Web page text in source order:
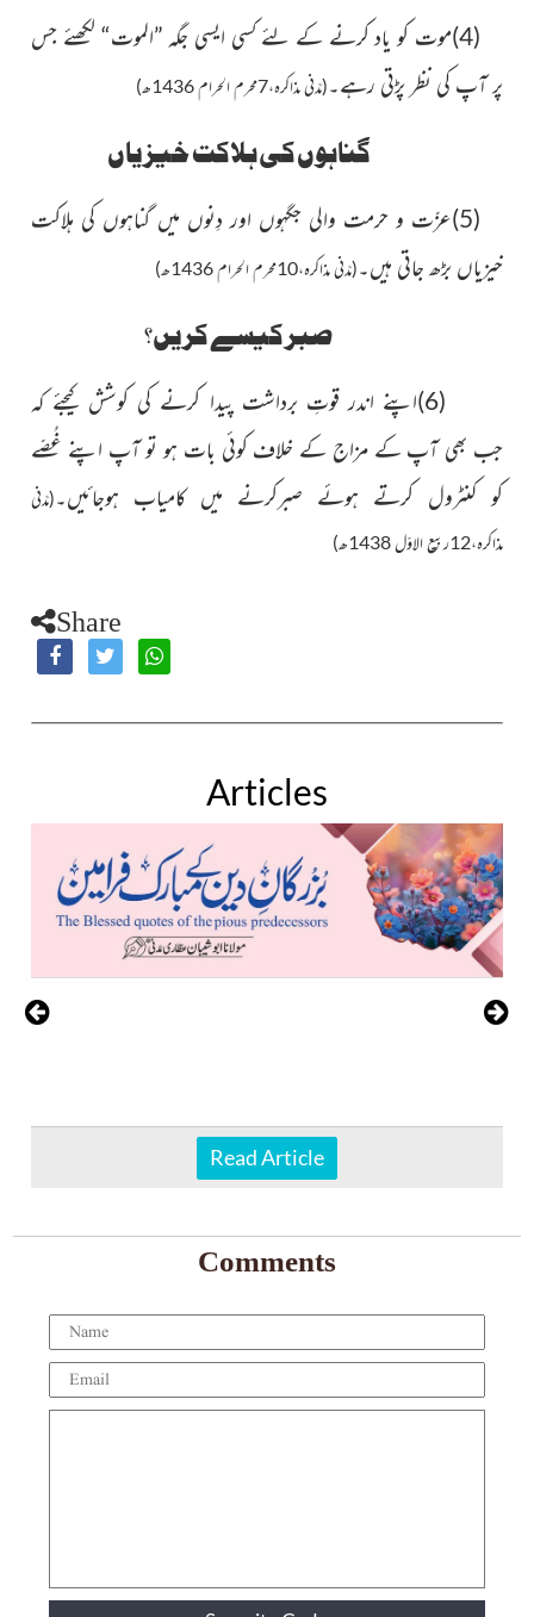
(4) موت کو یاد کرنے کے لئے کسی ایسی جگہ ”الموت“ لکھئے جس
پر آپ کی نظر پڑتی رہے۔(مَدَنی مذاکرہ،7محرم الحرام 1436ھ)
گناہوں کی ہلاکت خیزیاں
(5)
عزّت و حرمت والی جگہوں اور دِنوں میں گناہوں کی ہلاکت
خیزیاں بڑھ جاتی ہیں۔(مَدَنی مذاکرہ،10محرم الحرام 1436ھ)
صبر کیسے کریں؟
(6) اپنے اندرقوتِ برداشت پیدا کرنے کی کوشش کیجئے کہ
جب بھی آپ کے مزاج کے خلاف کوئی بات ہو تو آپ اپنے غُصّے
کو کنٹرول کرتے ہوئے صبرکرنے میں کامیاب ہوجائیں۔(مَدَنی
مذاکرہ،12ربیع الاوّل 1438ھ)
Share
Articles
Read Article
Comments